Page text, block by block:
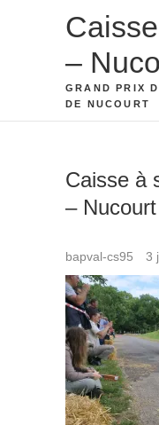
–
GRAND PRIX
DE NUCOURT
Caisse à
–
bapval-cs95 3